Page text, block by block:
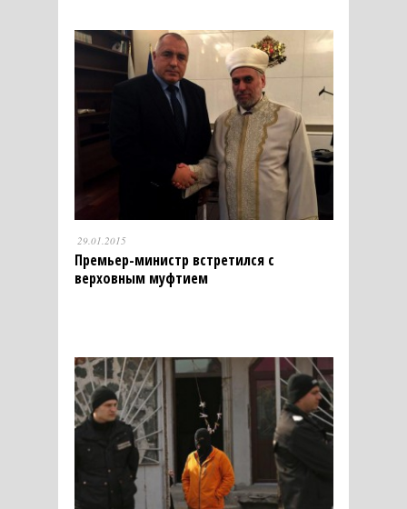
29.01.2015
Премьер-министр встретился с
верховным муфтием